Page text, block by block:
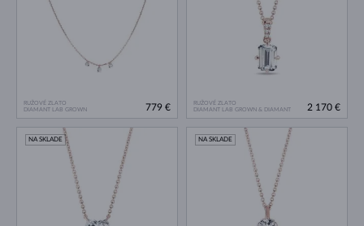
RUŽOVÉ ZLATO
DIAMANT LAB GROWN
779 €
RUŽOVÉ ZLATO
DIAMANT LAB GROWN & DIAMANT
2 170 €
NA SKLADE NA SKLADE